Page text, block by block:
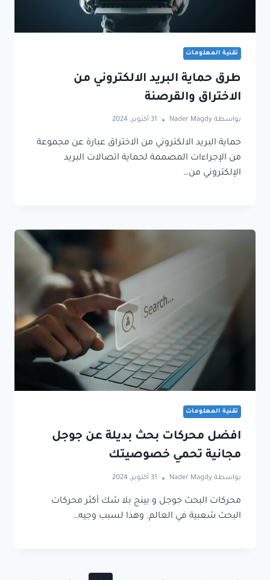
تقنية المعلومات
طرق حماية البريد الالكتروني من
الاختراق والقرصنة
بواسطة Nader Magdy 31 أكتوبر، 2024
حماية البريد الالكتروني من الاختراق عبارة عن مجموعة
من الإجراءات المصممة لحماية اتصالات البريد
الإلكتروني من…
تقنية المعلومات
افضل محركات بحث بديلة عن جوجل
مجانية تحمي خصوصيتك
بواسطة Nader Magdy 31 أكتوبر، 2024
محركات البحث جوجل و بينج بلا شك أكثر محركات
البحث شعبية في العالم. وهذا لسبب وجيه…